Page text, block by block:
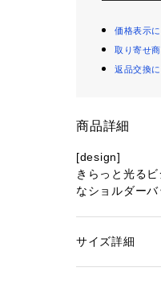
価格表示
取り寄せ
返品交換
商品詳細
[design]
きらっと光る
なショルダー
グ持ちができ
性別：レディース
サイズ詳細